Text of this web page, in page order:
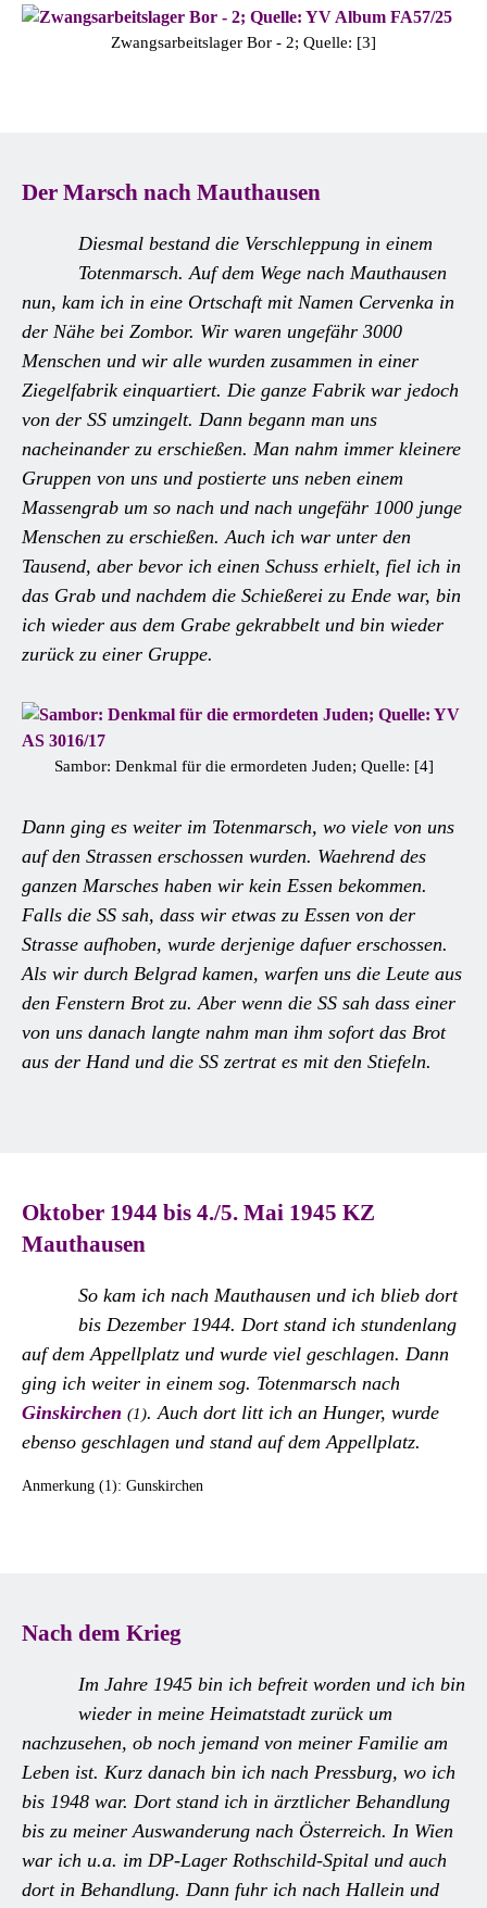
Zwangsarbeitslager Bor - 2; Quelle: [3]
Der Marsch nach Mauthausen
Diesmal bestand die Verschleppung in einem
Totenmarsch. Auf dem Wege nach Mauthausen
nun, kam ich in eine Ortschaft mit Namen Cervenka in
der Nähe bei Zombor. Wir waren ungefähr 3000
Menschen und wir alle wurden zusammen in einer
Ziegelfabrik einquartiert. Die ganze Fabrik war jedoch
von der SS umzingelt. Dann begann man uns
nacheinander zu erschießen. Man nahm immer kleinere
Gruppen von uns und postierte uns neben einem
Massengrab um so nach und nach ungefähr 1000 junge
Menschen zu erschießen. Auch ich war unter den
Tausend, aber bevor ich einen Schuss erhielt, fiel ich in
das Grab und nachdem die Schießerei zu Ende war, bin
ich wieder aus dem Grabe gekrabbelt und bin wieder
zurück zu einer Gruppe.
Sambor: Denkmal für die ermordeten Juden; Quelle: [4]
Dann ging es weiter im Totenmarsch, wo viele von uns
auf den Strassen erschossen wurden. Waehrend des
ganzen Marsches haben wir kein Essen bekommen.
Falls die SS sah, dass wir etwas zu Essen von der
Strasse aufhoben, wurde derjenige dafuer erschossen.
Als wir durch Belgrad kamen, warfen uns die Leute aus
den Fenstern Brot zu. Aber wenn die SS sah dass einer
von uns danach langte nahm man ihm sofort das Brot
aus der Hand und die SS zertrat es mit den Stiefeln.
Oktober 1944 bis 4./5. Mai 1945 KZ
Mauthausen
So kam ich nach Mauthausen und ich blieb dort
bis Dezember 1944. Dort stand ich stundenlang
auf dem Appellplatz und wurde viel geschlagen. Dann
ging ich weiter in einem sog. Totenmarsch nach
Ginskirchen (1). Auch dort litt ich an Hunger, wurde
ebenso geschlagen und stand auf dem Appellplatz.
Anmerkung (1): Gunskirchen
Nach dem Krieg
Im Jahre 1945 bin ich befreit worden und ich bin
wieder in meine Heimatstadt zurück um
nachzusehen, ob noch jemand von meiner Familie am
Leben ist. Kurz danach bin ich nach Pressburg, wo ich
bis 1948 war. Dort stand ich in ärztlicher Behandlung
bis zu meiner Auswanderung nach Österreich. In Wien
war ich u.a. im DP-Lager Rothschild-Spital und auch
dort in Behandlung. Dann fuhr ich nach Hallein und